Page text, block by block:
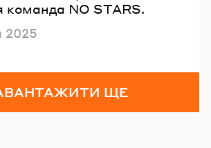
команда NO STARS.
2025
ЩЕ